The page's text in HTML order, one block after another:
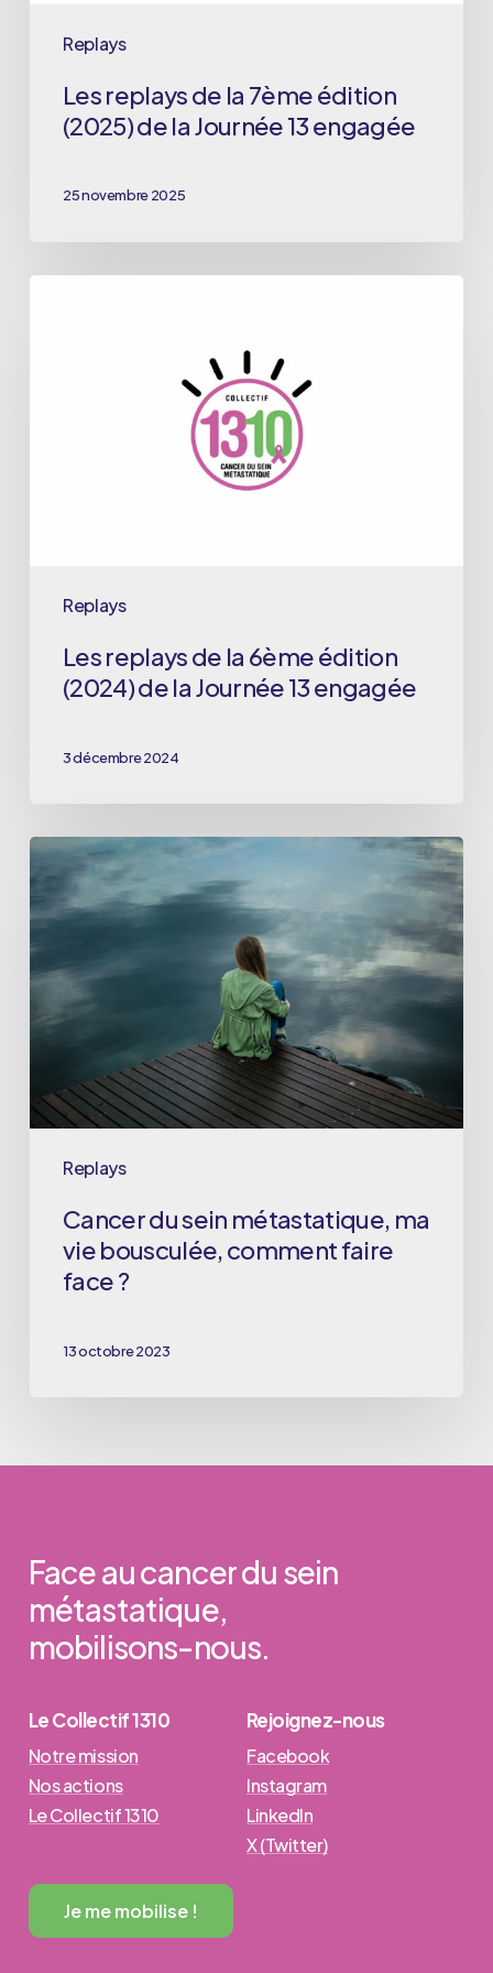
Replays
engagée
Les replays de la 7ème édition
(2025) de la Journée 13 engagée
25 novembre 2025
Replays
engagée
Les replays de la 6ème édition
(2024) de la Journée 13 engagée
3 décembre 2024
Replays
Cancer
du
sein
métastatique,
ma
vie
bousculée,
comment
faire
Cancer du sein métastatique, ma
vie bousculée, comment faire
face ?
13 octobre 2023
Faceaucancerdu sein
métastatique,
mobilisons-nous.
Le Collectif 1310
Notre mission
Nos actions
Le Collectif 1310
Rejoignez-nous
Facebook
Instagram
LinkedIn
X (Twitter)
Jememobilise !